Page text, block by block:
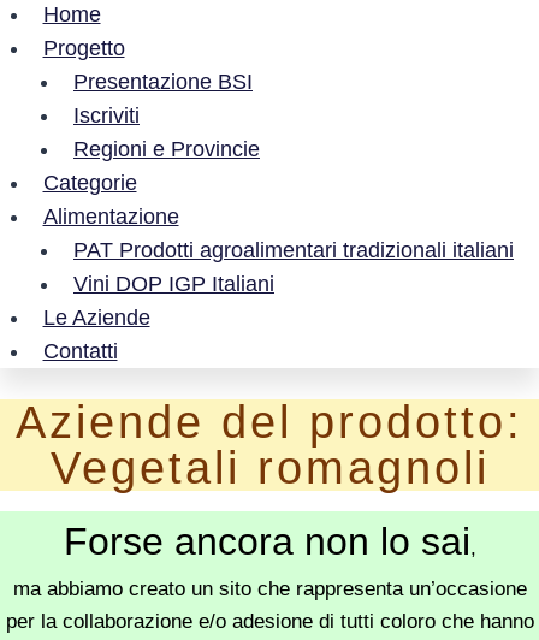
Home
Progetto
Presentazione BSI
Iscriviti
Regioni e Provincie
Categorie
Alimentazione
PAT Prodotti agroalimentari tradizionali italiani
Vini DOP IGP Italiani
Le Aziende
Contatti
Aziende del prodotto:
Vegetali romagnoli
Forse ancora non lo sai,
ma abbiamo creato un sito che rappresenta un’occasione
per la collaborazione e/o adesione di tutti coloro che hanno